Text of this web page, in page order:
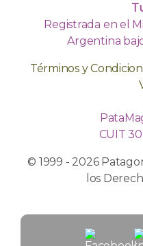
Registrada en el
Argentina
Términos y
CUIT
© 1999 - 2026
los